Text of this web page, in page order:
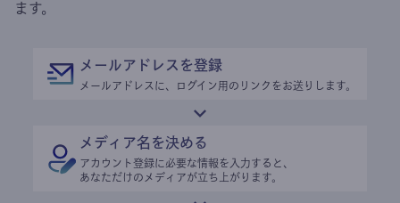
ます。
メールアドレスを登録
メールアドレスに、ログイン用のリンクをお送りします。
メディア名を決める
アカウント登録に必要な情報を入力すると、
あなただけのメディアが立ち上がります。